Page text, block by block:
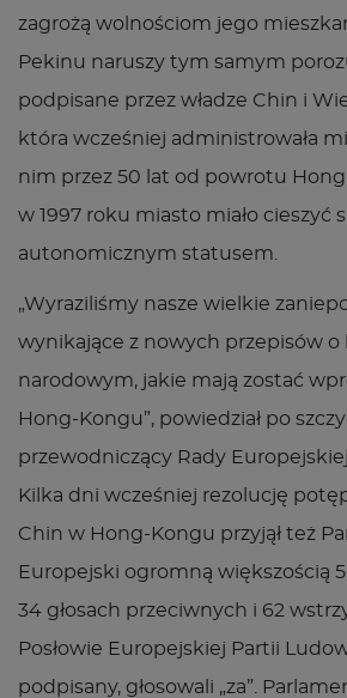
zagrożą wolnościom jego
Pekinu naruszy tym samym
podpisane przez władze Chin i
która wcześniej administrowała
nim przez 50 lat od powrotu
w 1997 roku miasto miało cieszyć
autonomicznym statusem.
„Wyraziliśmy nasze wielkie
wynikające z nowych przepisów
narodowym, jakie mają zostać
Hong-Kongu”, powiedział po
przewodniczący Rady
Kilka dni wcześniej rezolucję
Chin w Hong-Kongu przyjął też
Europejski ogromną większością
34 głosach przeciwnych i 62
Posłowie Europejskiej Partii
podpisany, głosowali „za”.